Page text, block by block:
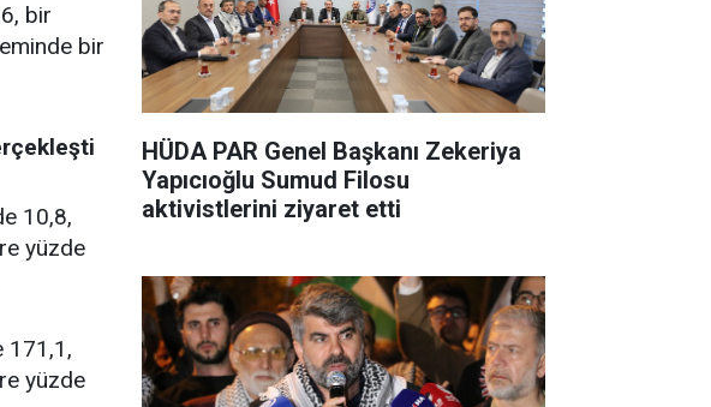
bir
bir
10,8,
yüzde
171,1,
yüzde
HÜDA PAR Genel Başkanı Zekeriya
Yapıcıoğlu Sumud Filosu
aktivistlerini ziyaret etti